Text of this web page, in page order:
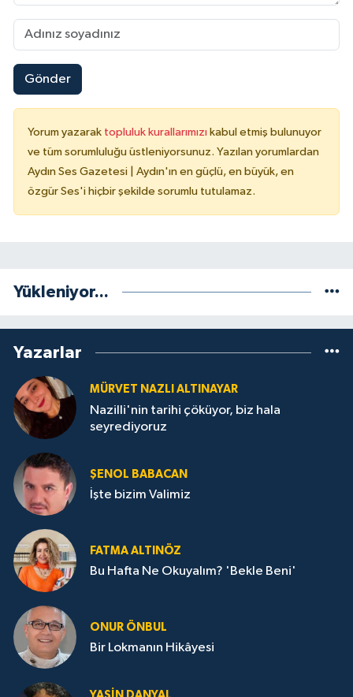
Gönder
Yorum yazarak topluluk kurallarımızı kabul etmiş bulunuyor
ve tüm sorumluluğu üstleniyorsunuz. Yazılan yorumlardan
Aydın Ses Gazetesi | Aydın'ın en güçlü, en büyük, en
özgür Ses'i hiçbir şekilde sorumlu tutulamaz.
Yükleniyor...
Yazarlar
MÜRVET NAZLI ALTINAYAR
Nazilli'nin tarihi çöküyor, biz hala
seyrediyoruz
ŞENOL BABACAN
İşte bizim Valimiz
FATMA ALTINÖZ
Bu Hafta Ne Okuyalım? 'Bekle Beni'
ONUR ÖNBUL
Bir Lokmanın Hikâyesi